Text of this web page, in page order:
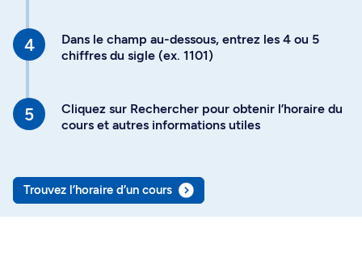
Dans le champ au-dessous, entrez les 4 ou 5
chiffres du sigle (ex. 1101)
Cliquez sur Rechercher pour obtenir l’horaire du
cours et autres informations utiles
Trouvez l’horaire d’un cours